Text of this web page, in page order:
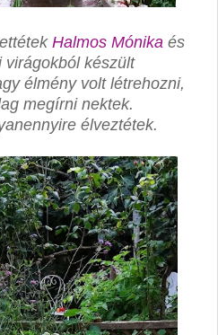
Halmos Mónika és
virágokból készült
élmény volt létrehozni,
megírni nektek.
élveztétek.